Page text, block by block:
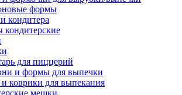
формы
кондитера
кондитерские
для пиццерий
и формы для выпечки
и коврики для выпекания
мешки